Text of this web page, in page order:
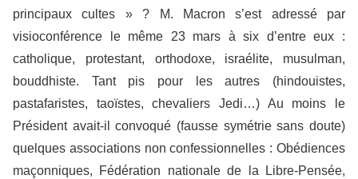
principaux cultes » ? M. Macron s’est adressé par
visioconférence le même 23 mars à six d’entre eux :
catholique, protestant, orthodoxe, israélite, musulman,
bouddhiste. Tant pis pour les autres (hindouistes,
pastafaristes, taoïstes, chevaliers Jedi…) Au moins le
Président avait-il convoqué (fausse symétrie sans doute)
quelques associations non confessionnelles : Obédiences
maçonniques, Fédération nationale de la Libre-Pensée,